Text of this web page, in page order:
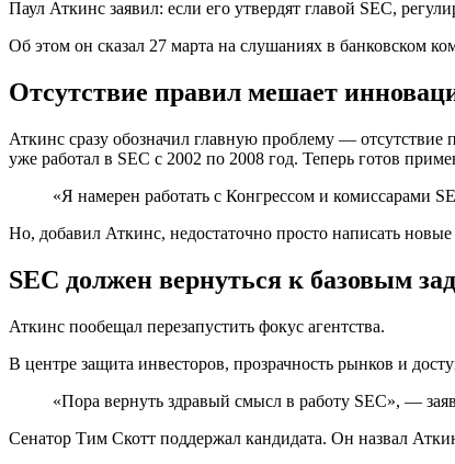
Паул Аткинс заявил: если его утвердят главой SEC,
Об этом он сказал 27 марта на слушаниях в банковском
Отсутствие правил мешает
Аткинс сразу обозначил главную проблему —
уже работал в SEC с 2002 по 2008 год. Теперь готов
«Я намерен работать с Конгрессом и комиссарами
Но, добавил Аткинс, недостаточно просто написать
SEC должен вернуться к базовым
Аткинс пообещал перезапустить фокус агентства.
В центре защита инвесторов, прозрачность рынков и
«Пора вернуть здравый смысл в работу SEC», —
Сенатор Тим Скотт поддержал кандидата. Он назвал